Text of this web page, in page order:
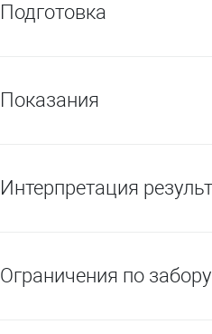
Подготовка
Показания
Интерпретация
Ограничения по